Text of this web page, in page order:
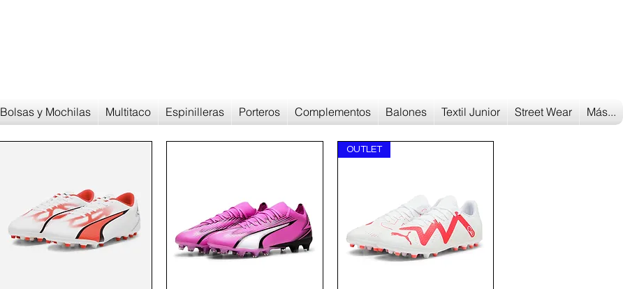
OUTLET
Bolsas y Mochilas Multitaco Espinilleras Porteros Complementos Balones Textil Junior Street Wear Más...